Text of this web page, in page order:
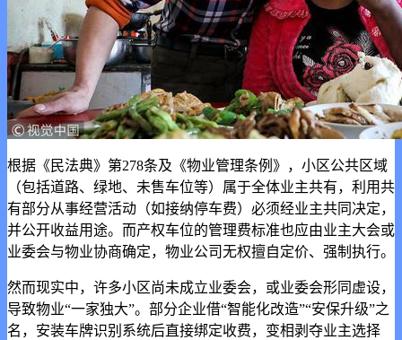
根据《民法典》第278条及《物业管理条例》，小区公共区域
（包括道路、绿地、未售车位等）属于全体业主共有，利用共
有部分从事经营活动（如接纳停车费）必须经业主共同决定，
并公开收益用途。而产权车位的管理费标准也应由业主大会或
业委会与物业协商确定，物业公司无权擅自定价、强制执行。
然而现实中，许多小区尚未成立业委会，或业委会形同虚设，
导致物业“一家独大”。部分企业借“智能化改造”“安保升级”之
名，安装车牌识别系统后直接绑定收费，变相剥夺业主选择